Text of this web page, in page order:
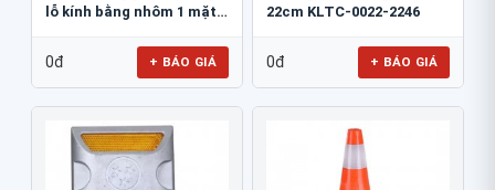
lỗ kính bằng nhôm 1 mặt
0đ + BÁO GIÁ
22cm KLTC-0022-2246
0đ + BÁO GIÁ